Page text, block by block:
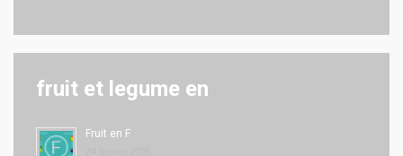
fruit et legume en
Fruit en F